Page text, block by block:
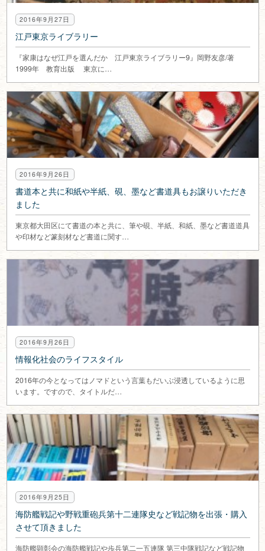
2016年9月27日
江戸東京ライブラリー
『家康はなぜ江戸を選んだか 江戸東京ライブラリー9』岡野友彦/著
1999年 教育出版 東京に…
2016年9月26日
書道本と共に和紙や半紙、硯、墨など書道具もお譲りいただき
ました
東京都大田区にて書道の本と共に、筆や硯、半紙、和紙、墨など書道道具
や印材など篆刻材など書道に関す…
2016年9月26日
情報化社会のライフスタイル
2016年の今となってはノマドという言葉もだいぶ浸透しているように思
います。ですので、タイトルだ…
2016年9月25日
海防艦戦記や野戦重砲兵第十二連隊史など戦記物を出張・購入
させて頂きました
海防艦顕彰会の海防艦戦記や歩兵第二一五連隊 第三中隊戦記など戦記物